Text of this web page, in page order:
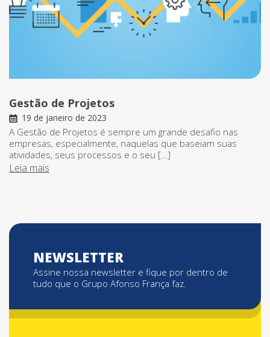
Gestão de Projetos
19 de janeiro de 2023
A Gestão de Projetos é sempre um grande desafio nas
empresas, especialmente, naquelas que baseiam suas
atividades, seus processos e o seu […]
Leia mais
NEWSLETTER
Assine nossa newsletter e fique por dentro de
tudo que o Grupo Afonso França faz.